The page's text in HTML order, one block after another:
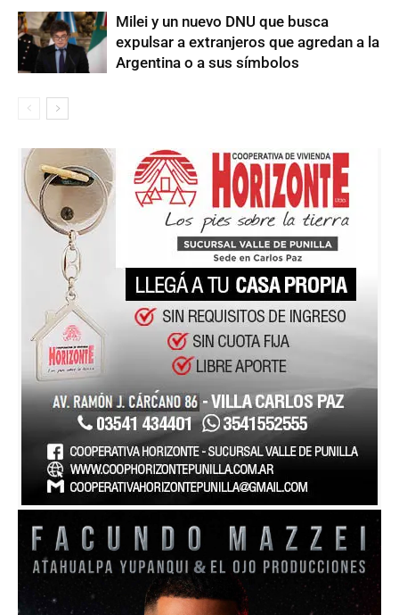
Milei y un nuevo DNU que busca
expulsar a extranjeros que agredan a la
Argentina o a sus símbolos